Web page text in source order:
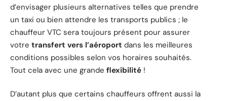
d’envisager plusieurs alternatives telles que prendre
un taxi ou bien attendre les transports publics ; le
chauffeur VTC sera toujours présent pour assurer
votre transfert vers l’aéroport dans les meilleures
conditions possibles selon vos horaires souhaités.
Tout cela avec une grande flexibilité !
D’autant plus que certains chauffeurs offrent aussi la